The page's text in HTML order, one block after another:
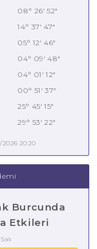
08° 26' 52"
14° 37' 47"
05° 12' 46"
04° 09' 48"
04° 01' 12"
00° 51' 37"
25° 45' 15"
29° 53' 22"
2026 20:20
Burcunda
Etkileri